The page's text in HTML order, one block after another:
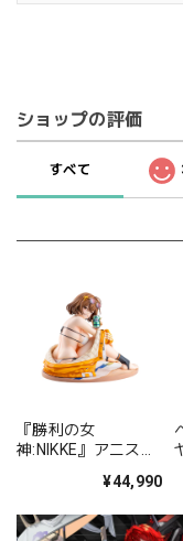
ショップの評価
すべて
『勝利の女
神:NIKKE』アニス：
ー 1/4 PVC塗装済み
¥44,990